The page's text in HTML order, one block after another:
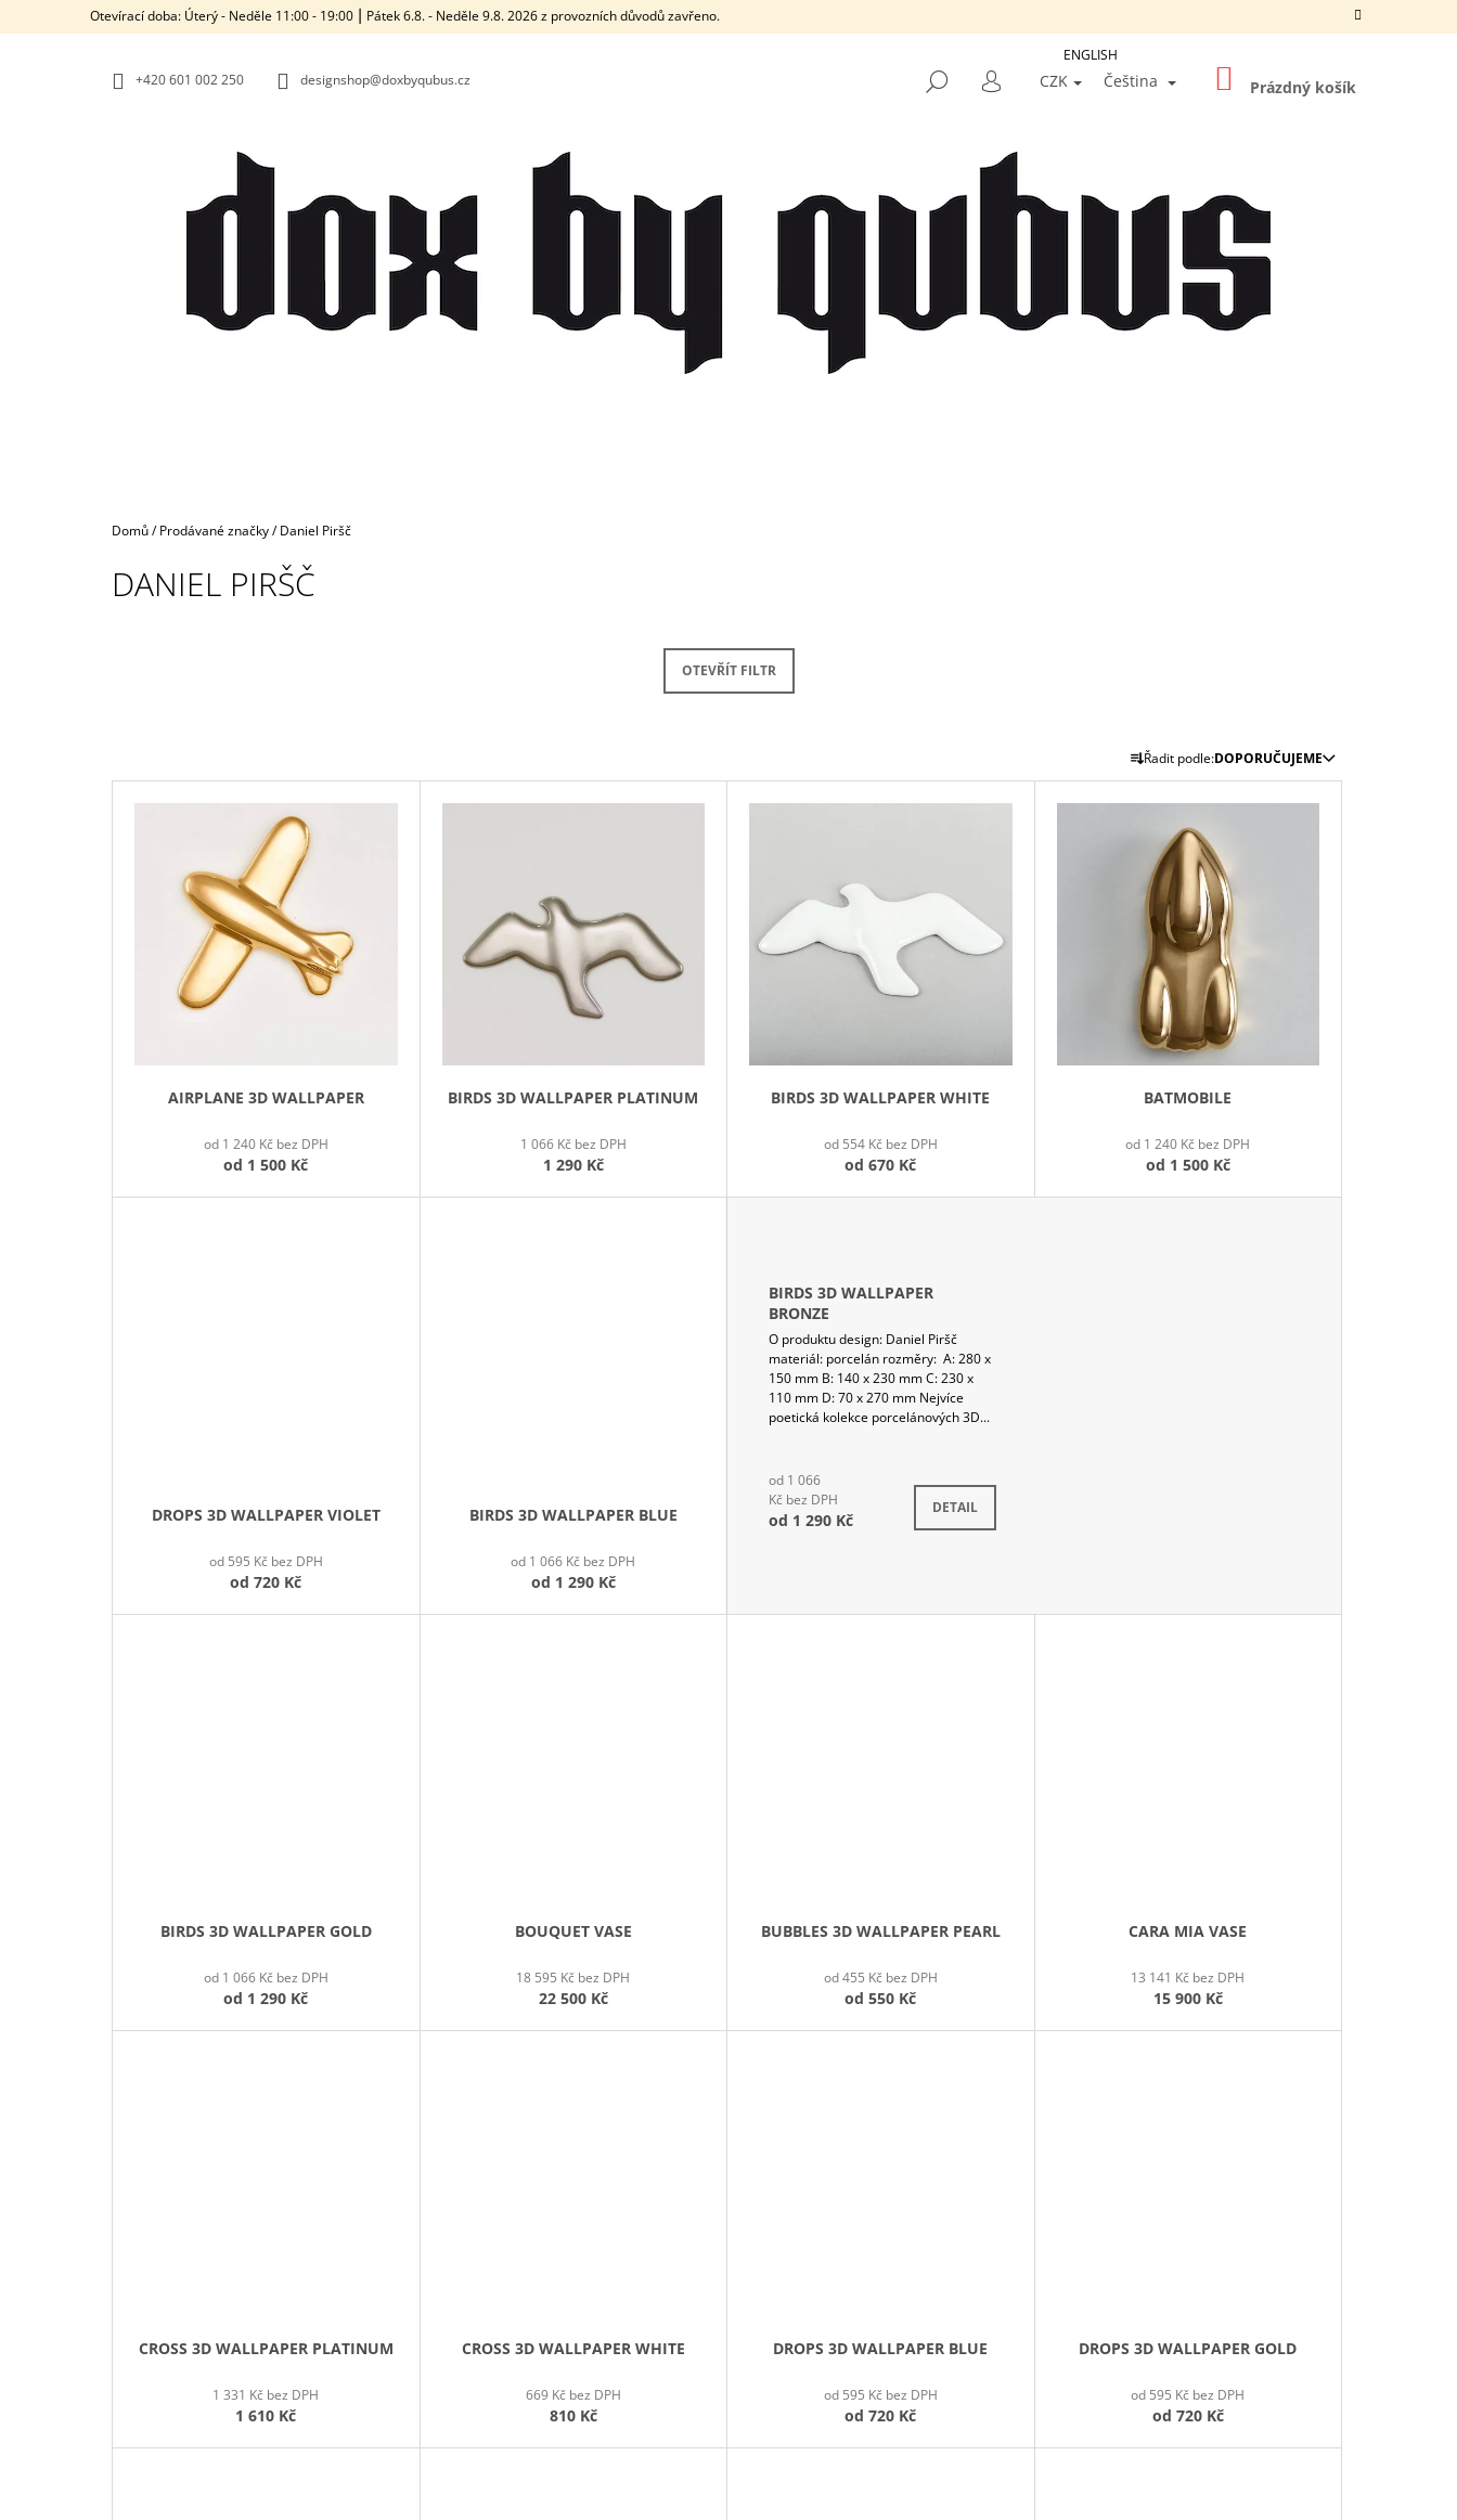
Otevírací doba: Úterý - Neděle 11:00 - 19:00 ⎮ Pátek 6.8. - Neděle 9.8. 2026 z provozních důvodů zavřeno.
+420‭ 601 002 250 designshop@doxbyqubus.cz HLEDAT
PŘIHLÁŠENÍ
CZK Čeština NÁKUPNÍ
KOŠÍK
Prázdný košík
Domů/ Prodávané značky/ Daniel Piršč
DANIEL PIRŠČ
OTEVŘÍT FILTR
Ř
A
Z
O
D
U
K
Řadit podle:DOPORUČUJEME
V
AIRPLANE 3D WALLPAPER
od 1 240 Kč bez DPH
od 1 500 Kč
BIRDS 3D WALLPAPER PLATINUM
1 066 Kč bez DPH
1 290 Kč
BIRDS 3D WALLPAPER WHITE
od 554 Kč bez DPH
od670 Kč
BATMOBILE
od 1 240 Kč bez DPH
od 1 500 Kč
DROPS 3D WALLPAPER VIOLET
od 595 Kč bez DPH
od720 Kč
BIRDS 3D WALLPAPER BLUE
od 1 066 Kč bez DPH
od 1 290 Kč
BIRDS 3D WALLPAPER
BRONZE
O produktu design: Daniel Piršč
materiál: porcelán rozměry: A: 280 x
150 mm B: 140 x 230 mm C: 230 x
110 mm D: 70 x 270 mm Nejvíce
poetická kolekce porcelánových 3D...
od 1 066
Kč bez DPH
od 1 290 Kč
DETAIL
BIRDS 3D WALLPAPER GOLD
od 1 066 Kč bez DPH
od 1 290 Kč
BOUQUET VASE
18 595 Kč bez DPH
22 500 Kč
BUBBLES 3D WALLPAPER PEARL
od 455 Kč bez DPH
od550 Kč
CARA MIA VASE
13 141 Kč bez DPH
15 900 Kč
CROSS 3D WALLPAPER PLATINUM
1 331 Kč bez DPH
1 610 Kč
CROSS 3D WALLPAPER WHITE
669 Kč bez DPH
810 Kč
DROPS 3D WALLPAPER BLUE
od 595 Kč bez DPH
od720 Kč
DROPS 3D WALLPAPER GOLD
od 595 Kč bez DPH
od 720 Kč
O
DOPORUČUJEME
ENGLISH